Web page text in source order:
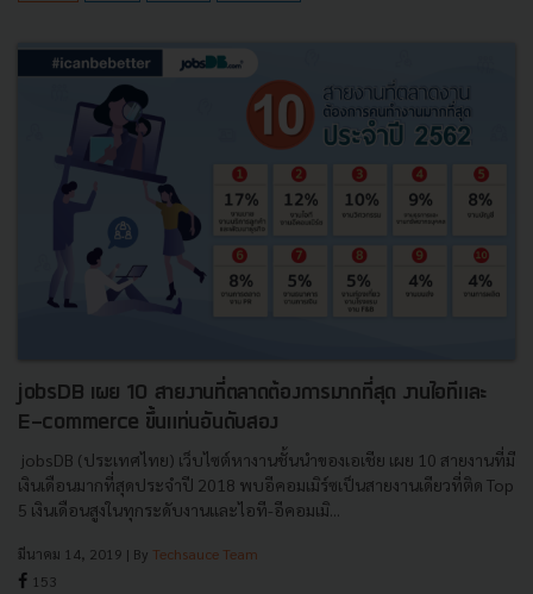
jobsDB เผย 10 สายงานที่ตลาดต้องการมากที่สุด งานไอทีและ
E-commerce ขึ้นแท่นอันดับสอง
jobsDB (ประเทศไทย) เว็บไซต์หางานชั้นนำของเอเชีย เผย 10 สายงานที่มี
เงินเดือนมากที่สุดประจำปี 2018 พบอีคอมเมิร์ซเป็นสายงานเดียวที่ติด Top
5 เงินเดือนสูงในทุกระดับงานและไอที-อีคอมเมิ...
มีนาคม 14, 2019 | By Techsauce Team
153